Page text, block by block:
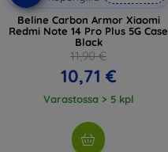
Beline Carbon Armor Xiaomi
Redmi Note 14 Pro Plus 5G Case
Black
11,90 €
10,71 €
Varastossa > 5 kpl